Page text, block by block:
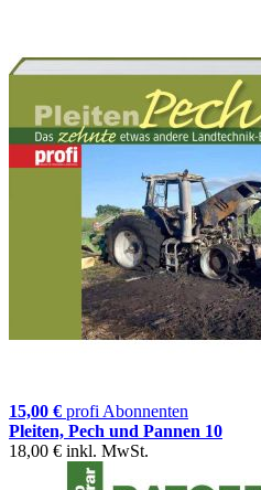
15,00 € profi Abonnenten
Pleiten, Pech und Pannen 10
18,00 € inkl. MwSt.